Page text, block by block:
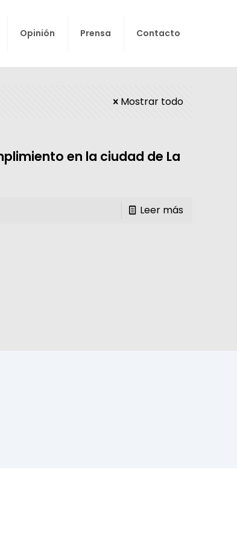
Opinión Prensa Contacto
Mostrar todo
en la ciudad de La
Leer más